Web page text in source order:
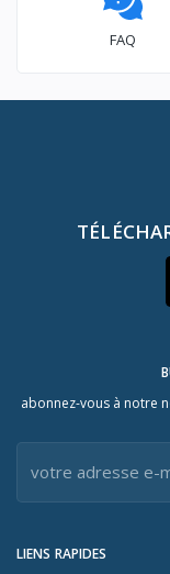
FAQ
LIENS RAPIDES
abonnez-vous à notre